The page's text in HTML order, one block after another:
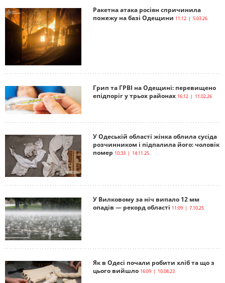
Ракетна атака росіян спричинила
пожежу на базі Одещини 11:12 | 5.03.26
Грип та ГРВІ на Одещині: перевищено
епідпоріг у трьох районах 16:12 | 11.02.26
У Одеській області жінка облила сусіда
розчинником і підпалила його: чоловік
помер 10:33 | 14.11.25
У Вилковому за ніч випало 12 мм
опадів — рекорд області 11:09 | 7.10.25
Як в Одесі почали робити хліб та що з
цього вийшло 16:09 | 10.08.23